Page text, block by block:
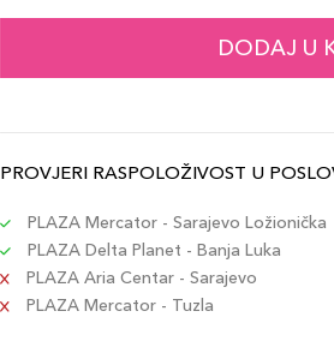
DODAJ U
PROVJERI RASPOLOŽIVOST U
PLAZA Mercator - Sarajevo Ložionička
PLAZA Delta Planet - Banja Luka
PLAZA Aria Centar - Sarajevo
PLAZA Mercator - Tuzla